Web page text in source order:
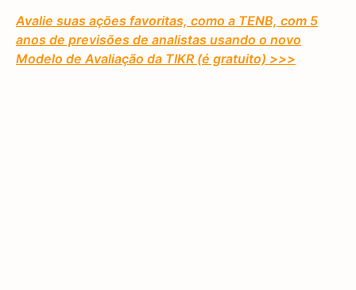
Avalie suas ações favoritas, como a TENB, com 5
anos de previsões de analistas usando o novo
Modelo de Avaliação da TIKR (é gratuito) >>>